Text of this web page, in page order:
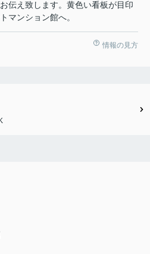
伝え致します。黄色い看板が目印
マンション館へ。
情報の見方